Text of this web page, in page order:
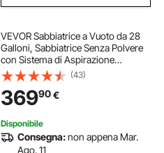
VEVOR Sabbiatrice a Vuoto da 28
Galloni, Sabbiatrice Senza Polvere
con Sistema di Aspirazione
Incorporato da 1200 W per il
Controllo della Polvere e il Riciclo
dell'Abrasivo, Sabbiatrice abrasiva
per Impieghi Pesanti da 60-110 PSI
(43)
36990€
Disponibile
Consegna:non appena Mar.
Ago. 11